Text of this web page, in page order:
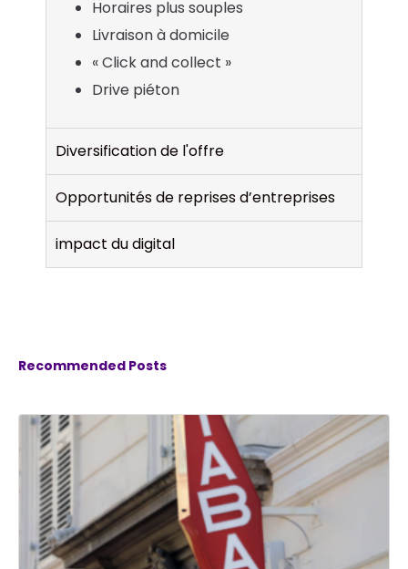
Horaires plus souples
Livraison à domicile
« Click and collect »
Drive piéton
Diversification de l'offre
Opportunités de reprises d’entreprises
impact du digital
Recommended Posts